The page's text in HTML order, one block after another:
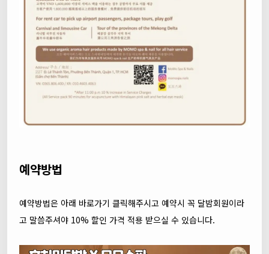
예약방법
예약방법은 아래 바로가기 클릭해주시고 예약시 꼭 달밤회원이라
고 말씀주셔야 10% 할인 가격 적용 받으실 수 있습니다.